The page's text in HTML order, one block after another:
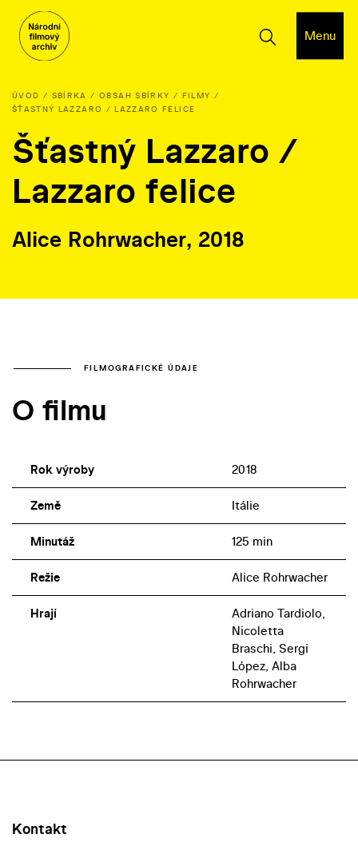
Menu
ÚVOD SBÍRKA OBSAH SBÍRKY
FILMY
ŠŤASTNÝ LAZZARO / LAZZARO FELICE
Šťastný Lazzaro /
Lazzaro felice
Alice Rohrwacher, 2018
FILMOGRAFICKÉ ÚDAJE
O filmu
Rok výroby 2018
Země Itálie
Minutáž 125 min
Režie Alice Rohrwacher
Hrají
Adriano Tardiolo,
Nicoletta
Braschi, Sergi
López, Alba
Rohrwacher
Kontakt